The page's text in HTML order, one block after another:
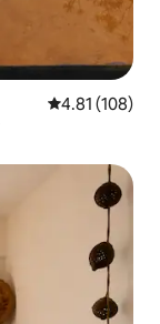
5 पैकी 4.81
4.81 (108)